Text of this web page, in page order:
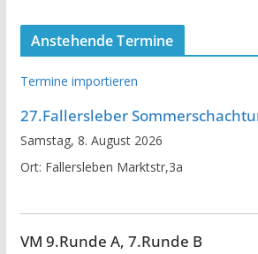
Anstehende Termine
Termine importieren
27.Fallersleber
Samstag, 8. August 2026
Ort: Fallersleben Marktstr,3a
VM 9.Runde A, 7.Runde B